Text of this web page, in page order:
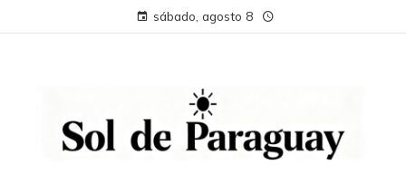
sábado, agosto 8